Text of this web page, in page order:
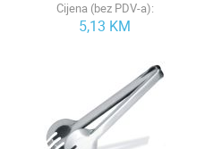
Cijena (bez PDV-a):
5,13 KM